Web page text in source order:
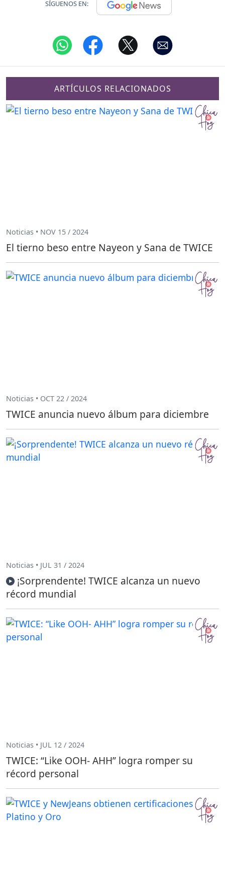
SÍGUENOS EN:
ARTÍCULOS RELACIONADOS
Noticias • NOV 15 / 2024
El tierno beso entre Nayeon y Sana de TWICE
Noticias • OCT 22 / 2024
TWICE anuncia nuevo álbum para diciembre
Noticias • JUL 31 / 2024
¡Sorprendente! TWICE alcanza un nuevo
récord mundial
Noticias • JUL 12 / 2024
TWICE: “Like OOH- AHH” logra romper su
récord personal